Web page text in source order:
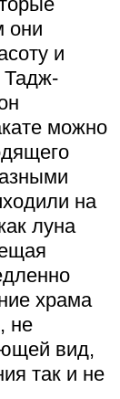
они
и
Тадж-
можно
на
луна
храма
не
вид,
так и не